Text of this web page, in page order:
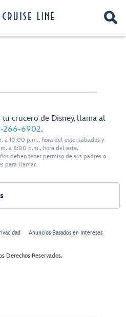
crucero de Disney, llama al
266-6902.
a 10:00 p.m., hora del este; sábados y
a 8:00 p.m., hora del este.
deben tener permiso de sus padres o
para llamar.
Anuncios Basados en Intereses
Derechos Reservados.